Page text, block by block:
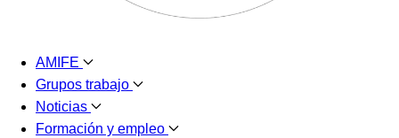
AMIFE
Grupos trabajo
Noticias
Formación y empleo